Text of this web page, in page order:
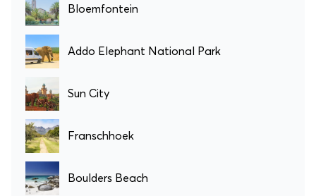
Bloemfontein
Addo Elephant National Park
Sun City
Franschhoek
Boulders Beach